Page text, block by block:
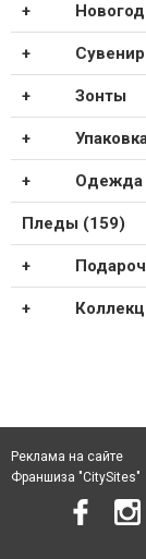
Зонты
Одежда
Пледы (159)
Реклама на сайте
Франшиза "CitySites"